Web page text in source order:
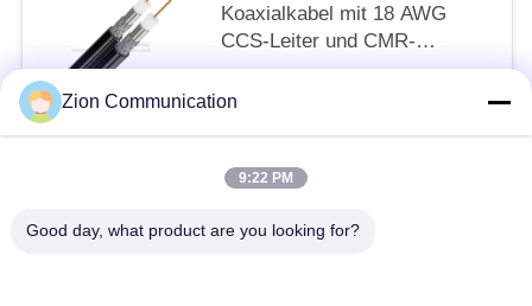
Koaxialkabel mit 18 AWG
CCS-Leiter und CMR-
zertifiziert für CATV-MATV-
Systeme
TRETEN SIE MIT UNS IN
VERBINDUNG
Zion Communication
9:22 PM
Good day, what product are you looking for?